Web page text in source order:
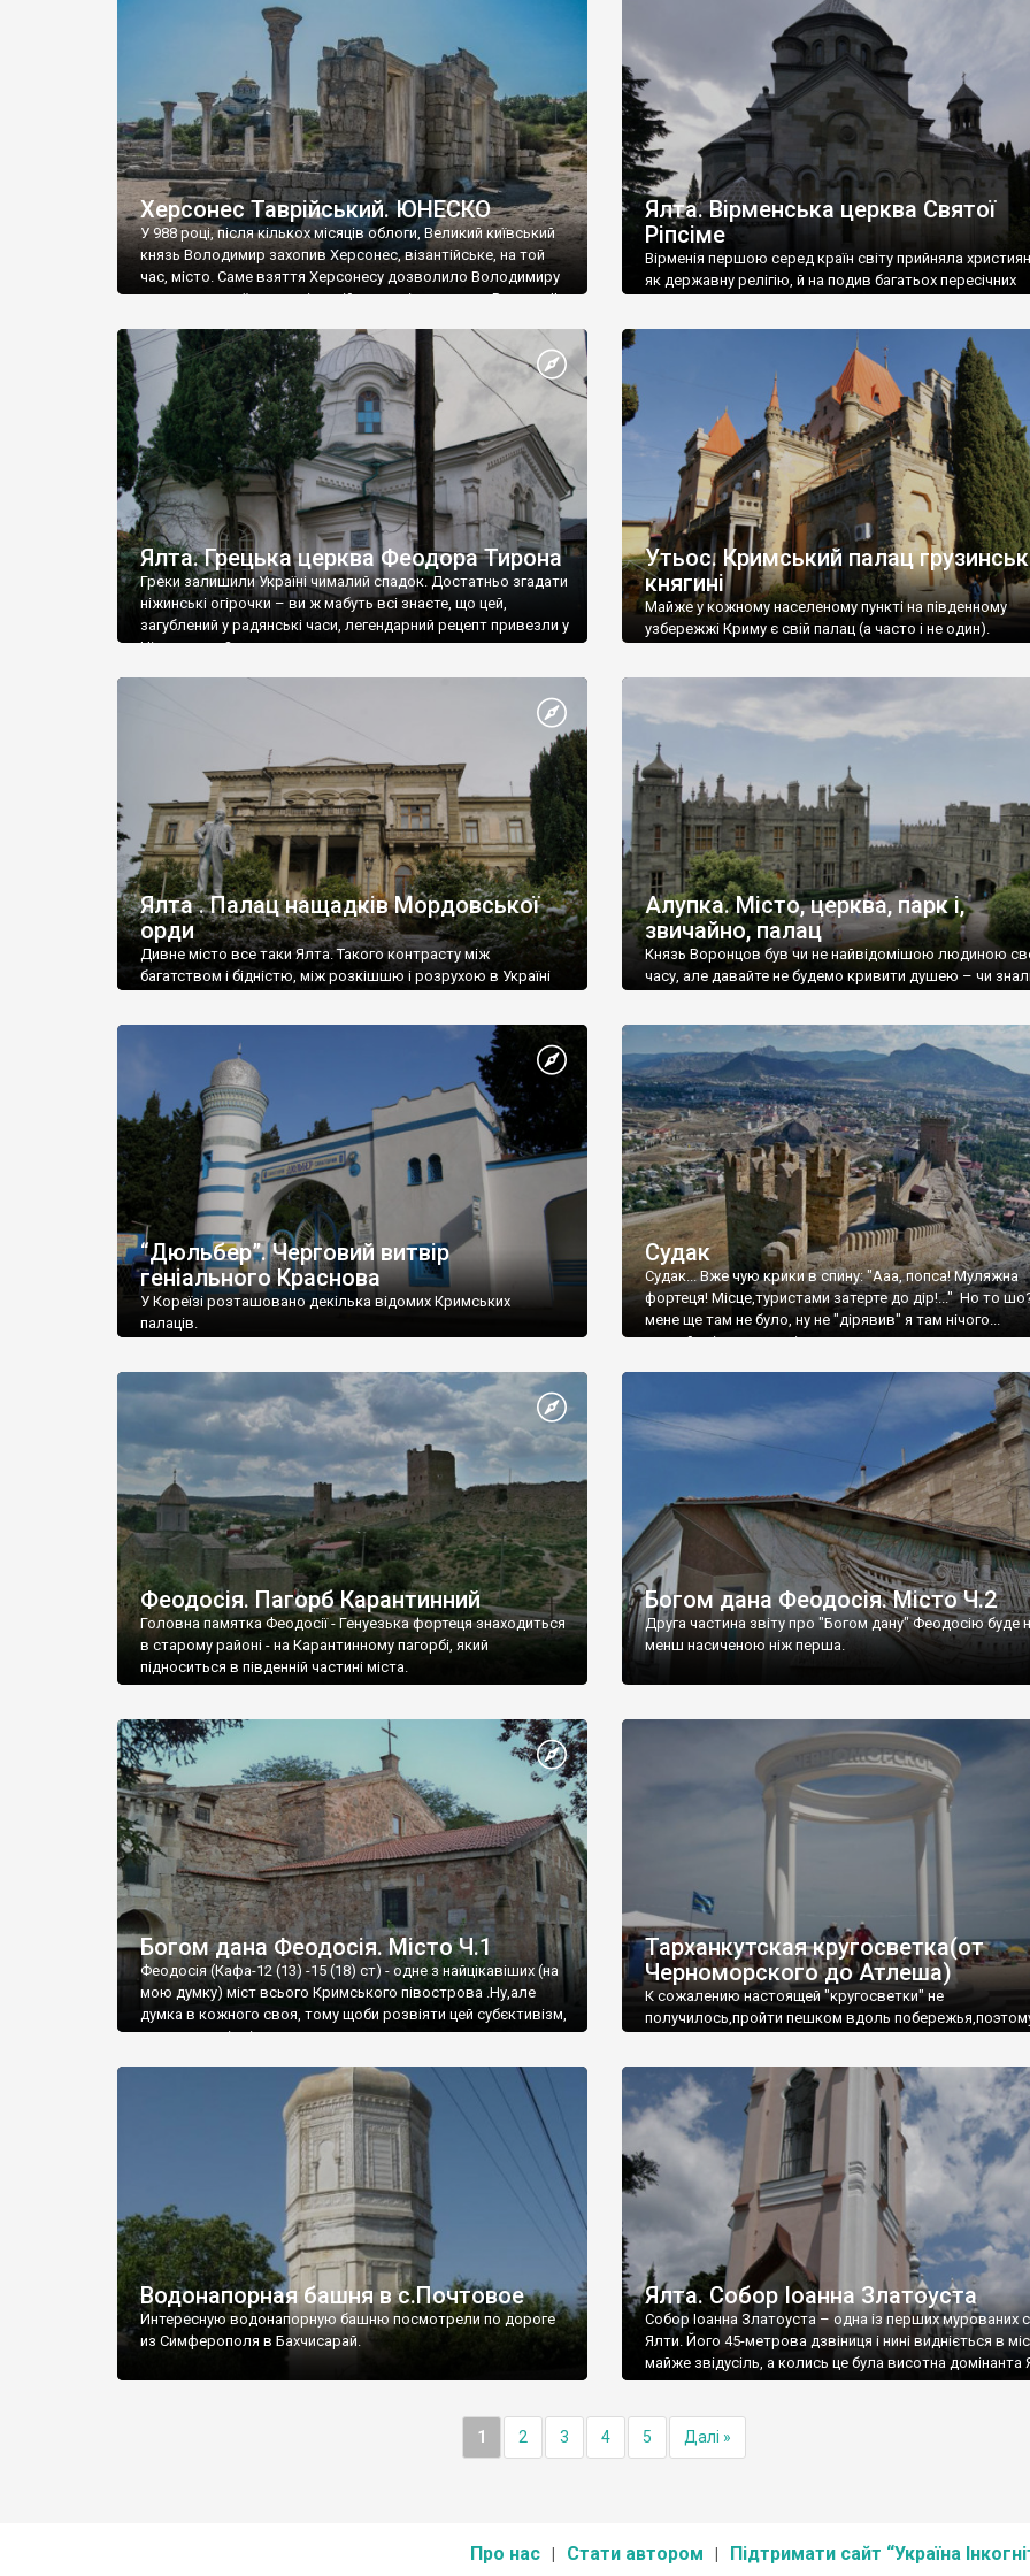
візантійської доби. Раритети викрадені з фондів об’єкту
культурної спадщини ЮНЕСКО «Херсонеса Таврійського».
Офіційно – на виставку «Золото Візантії», але експерти та
влада в Україні вважають це лише […]
називаються «повстяками» (postaki)…” “Вино. Крим
виробляє відмінне вино і його вдосталь: воно все
легке біле і дуже […]
Херсонес Таврійський. ЮНЕСКО
У 988 році, після кількох місяців облоги, Великий київський
князь Володимир захопив Херсонес, візантійське, на той
час, місто. Саме взяття Херсонесу дозволило Володимиру
диктувати свої умови візантійському імператору Василю ІІ,
Херсонесі Володимир-язичник, став Василем-
християнином. А потім було Хрещення Русі. На честь
Херсонесу Таврійського названо місто […]
Ялта. Вірменська церква Святої
Ріпсіме
Вірменія першою серед країн світу прийняла
як державну релігію, й на подив багатьох пересічних
Ялта. Грецька церква Феодора Тирона
Греки залишили Україні чималий спадок. Достатньо згадати
ніжинські огірочки – ви ж мабуть всі знаєте, що цей,
загублений у радянські часи, легендарний рецепт привезли у
Ніжин греки?
Утьос. Кримський палац
княгині
Майже у кожному населеному пункті на південному
узбережжі Криму є свій палац (а часто і не один).
Ялта . Палац нащадків Мордовської
орди
Дивне місто все таки Ялта. Такого контрасту між
багатством і бідністю, між розкішшю і розрухою в Україні
Алупка. Місто, церква, парк і,
звичайно, палац
Князь Воронцов був чи не найвідомішою людиною
часу, але давайте не будемо кривити душею – чи
“Дюльбер”. Черговий витвір
геніального Краснова
У Кореїзі розташовано декілька відомих Кримських
палаців.
Судак
Судак... Вже чую крики в спину: "Ааа, попса! Муляжна
фортеця! Місце,туристами затерте до дір!..." Но то
мене ще там не було, ну не "дірявив" я там нічого...
принаймні до цього літа.
Феодосія. Пагорб Карантинний
Головна памятка Феодосії - Генуезька фортеця знаходиться
в старому районі - на Карантинному пагорбі, який
підноситься в південній частині міста.
Богом дана Феодосія. Місто Ч.2
Друга частина звіту про "Богом дану" Феодосію буде
менш насиченою ніж перша.
Богом дана Феодосія. Місто Ч.1
Феодосія (Кафа-12 (13) -15 (18) ст) - одне з найцікавіших (на
мою думку) міст всього Кримського півострова .Ну,але
думка в кожного своя, тому щоби розвіяти цей субєктивізм,
запрошую відвідати це
Тарханкутская кругосветка(от
Черноморского до Атлеша)
К сожалению настоящей "кругосветки" не
получилось,пройти пешком вдоль
Водонапорная башня в с.Почтовое
Интересную водонапорную башню посмотрели по дороге
из Симферополя в Бахчисарай.
Ялта. Собор Іоанна Златоуста
Собор Іоанна Златоуста – одна із перших мурованих
Ялти. Його 45-метрова дзвіниця і нині видніється в
майже звідусіль, а колись це була висотна домінанта
1 2 3 4 5 Далі »
Про нас Стати автором Підтримати сайт “Україна